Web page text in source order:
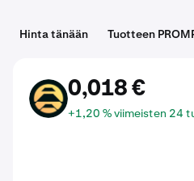
Hinta tänään Tuotteen
PROMPT 0,018 €
+1,20 % viimeisten 24